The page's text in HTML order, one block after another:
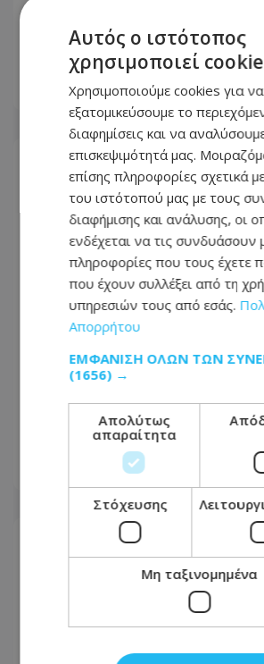
Προσοχή: Αυτόν ψάχνουν
αυτοκινήτου στη Λεμεσό -
φωτογραφία
05.08.2026 - 14:36
17χρονο και τον 25χρονο -
σφοδρότητα των
05.08.2026 - 14:07
Αυτός ο ιστότοπος
χρησιμοποιεί
Χρησιμοποιούμε cookies για να
εξατομικεύσουμε το
διαφημίσεις και να
επισκεψιμότητά μας.
επίσης πληροφορίες σχετικά
του ιστότοπού μας με τους
διαφήμισης και ανάλυσης, οι
ενδέχεται να τις συνδυάσουν
πληροφορίες που τους έχετε
που έχουν συλλέξει από τη
υπηρεσιών τους από εσάς.
Απορρήτου
ΕΜΦΆΝΙΣΗ ΌΛΩΝ ΤΩΝ
(1656) →
Απολύτως
απαραίτητα
Στόχευσης
Μη ταξινομημένα